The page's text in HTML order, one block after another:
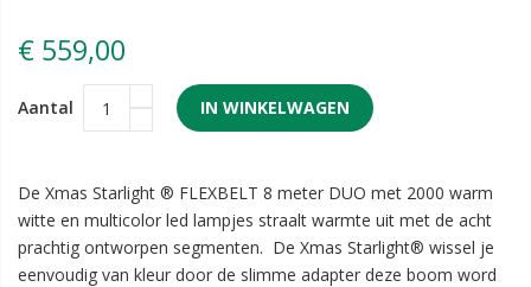
€ 559,00
Aantal IN WINKELWAGEN
De Xmas Starlight ® FLEXBELT 8 meter DUO met 2000 warm
witte en multicolor led lampjes straalt warmte uit met de acht
prachtig ontworpen segmenten. De Xmas Starlight® wissel je
eenvoudig van kleur door de slimme adapter deze boom word